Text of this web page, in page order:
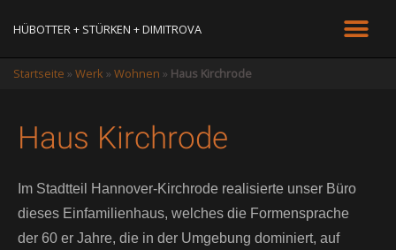
HÜBOTTER + STÜRKEN + DIMITROVA
Startseite » Werk » Wohnen » Haus Kirchrode
Haus Kirchrode
Im Stadtteil Hannover-Kirchrode realisierte unser Büro
dieses Einfamilienhaus, welches die Formensprache
der 60 er Jahre, die in der Umgebung dominiert, auf